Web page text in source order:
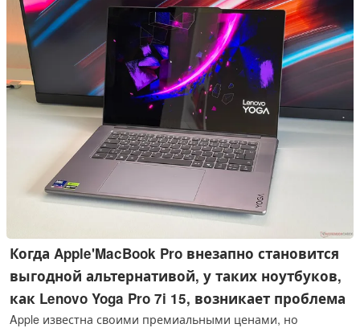
Когда Apple'MacBook Pro внезапно становится
выгодной альтернативой, у таких ноутбуков,
как Lenovo Yoga Pro 7i 15, возникает проблема
Apple известна своими премиальными ценами, но